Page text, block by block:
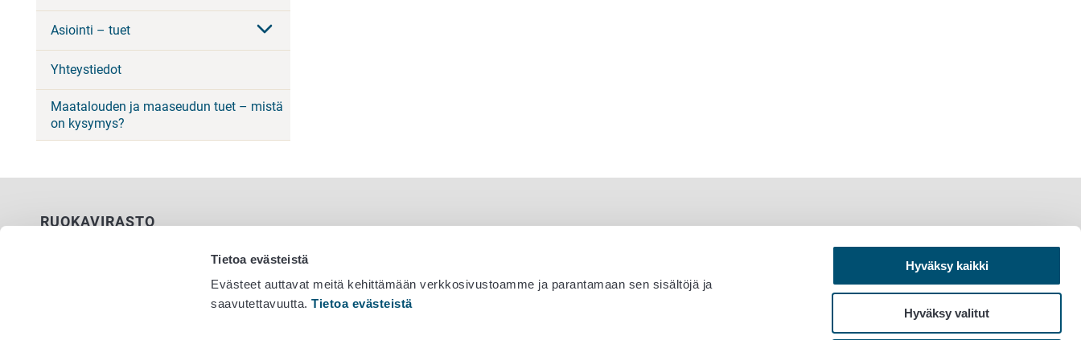
Tietoa evästeistä
Evästeet auttavat meitä kehittämään verkkosivustoamme ja parantamaan sen sisältöjä ja
saavutettavuutta.Tietoa evästeistä
Hyväksy kaikki
Hyväksy valitut
Asiointi – tuet
Yhteystiedot
Maatalouden ja maaseudun tuet – mistä
on kysymys?
RUOKAVIRASTO